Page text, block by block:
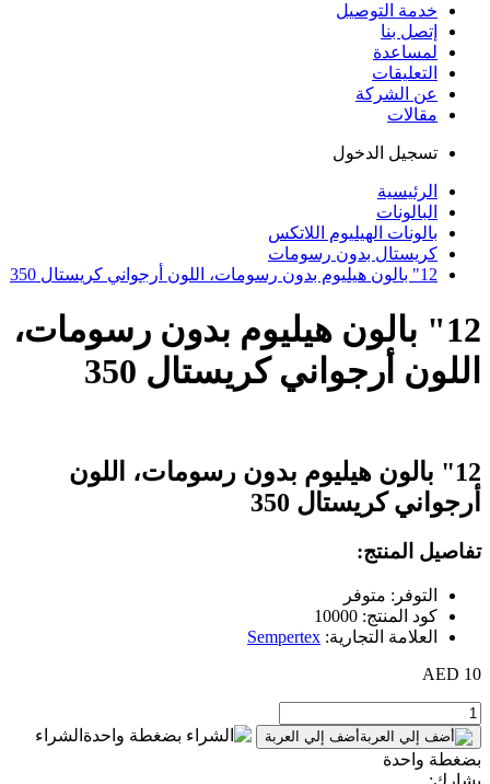
خدمة التوصيل
إتصل بنا
لمساعدة
التعليقات
عن الشركة
مقالات
تسجيل الدخول
الرئيسية
البالونات
بالونات الهيليوم اللاتكس
كريستال بدون رسومات
12" بالون هيليوم بدون رسومات، اللون أرجواني كريستال 350
12" بالون هيليوم بدون رسومات،
اللون أرجواني كريستال 350
12" بالون هيليوم بدون رسومات، اللون
أرجواني كريستال 350
تفاصيل المنتج:
التوفر: متوفر
كود المنتج: 10000
العلامة التجارية: Sempertex
10 AED
أضف إلي العربة
الشراء
بضغطة واحدة
يشارك: